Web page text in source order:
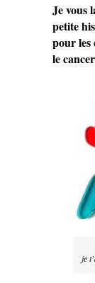
Je vous
petite
pour les
le
je